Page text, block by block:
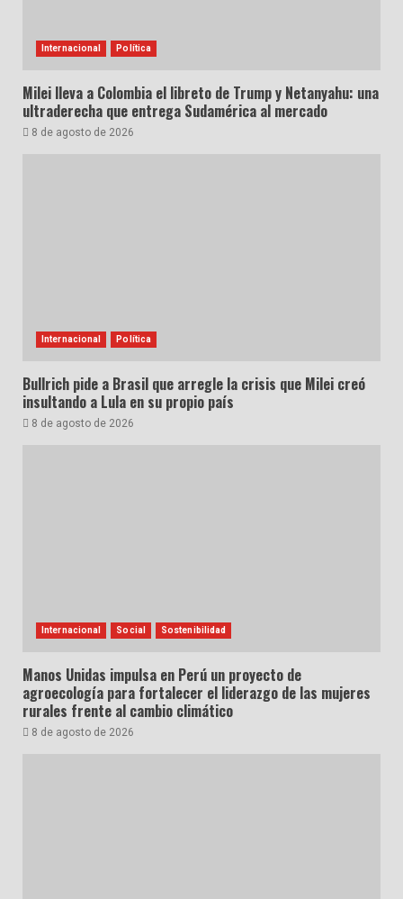
Internacional Política
Milei lleva a Colombia el libreto de Trump y Netanyahu: una
ultraderecha que entrega Sudamérica al mercado
8 de agosto de 2026
Internacional Política
Bullrich pide a Brasil que arregle la crisis que Milei creó
insultando a Lula en su propio país
8 de agosto de 2026
Internacional Social Sostenibilidad
Manos Unidas impulsa en Perú un proyecto de
agroecología para fortalecer el liderazgo de las mujeres
rurales frente al cambio climático
8 de agosto de 2026